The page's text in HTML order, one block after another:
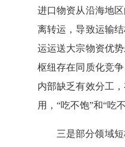
进口物资从沿海地
离转运，导致运输
运运送大宗物资优
枢纽存在同质化竞
内部缺乏有效分工
用，“吃不饱”和“吃
三是部分领域